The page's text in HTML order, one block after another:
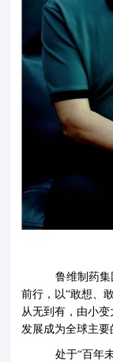
鲁维制药
前行，以“敢想、
从无到有，由小变
发展成为全球主要
处于“百年
关于鲁维
产品展示
新闻资讯
联系我们